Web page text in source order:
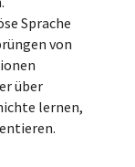
Sprache
von
über
lernen,